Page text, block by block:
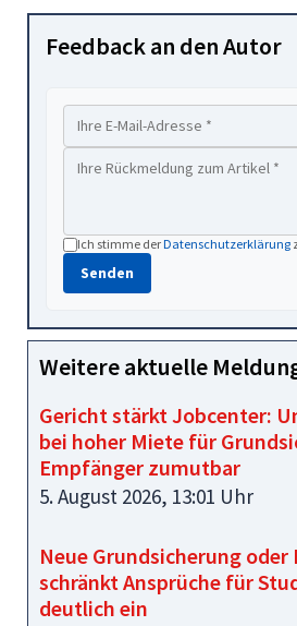
Feedback an den Autor
Ich stimme derDatenschutzerklärung
Senden
Weitere aktuelle
Gericht stärkt Jobcenter:
bei hoher Miete für
Empfänger zumutbar
5. August 2026, 13:01 Uhr
Neue Grundsicherung oder
schränkt Ansprüche für
deutlich ein